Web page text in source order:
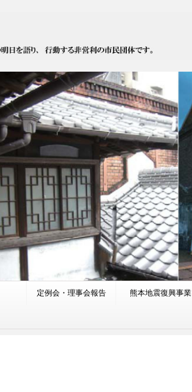
定例会・理事会報告 熊本地震復興事業